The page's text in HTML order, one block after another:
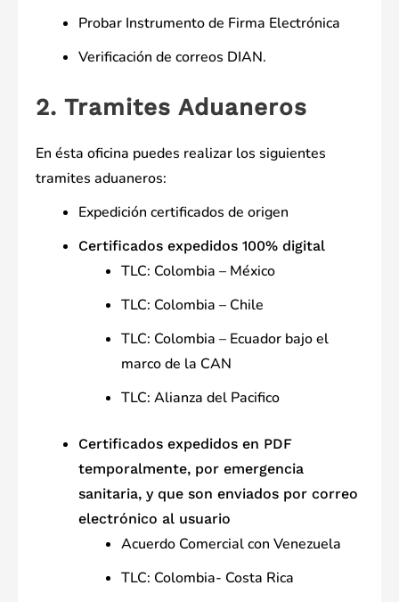
Probar Instrumento de Firma Electrónica
Verificación de correos DIAN.
2. Tramites Aduaneros
En ésta oficina puedes realizar los siguientes
tramites aduaneros:
Expedición certificados de origen
Certificados expedidos 100% digital
TLC: Colombia – México
TLC: Colombia – Chile
TLC: Colombia – Ecuador bajo el
marco de la CAN
TLC: Alianza del Pacifico
Certificados expedidos en PDF
temporalmente, por emergencia
sanitaria, y que son enviados por correo
electrónico al usuario
Acuerdo Comercial con Venezuela
TLC: Colombia- Costa Rica